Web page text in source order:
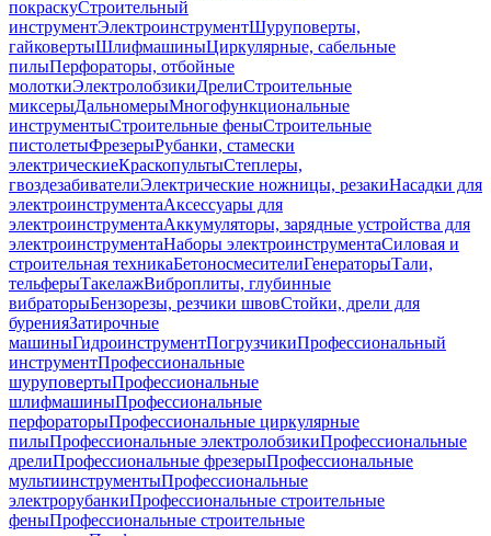
покраскуСтроительный
инструментЭлектроинструментШуруповерты,
гайковертыШлифмашиныЦиркулярные, сабельные
пилыПерфораторы, отбойные
молоткиЭлектролобзикиДрелиСтроительные
миксерыДальномерыМногофункциональные
инструментыСтроительные феныСтроительные
пистолетыФрезерыРубанки, стамески
электрическиеКраскопультыСтеплеры,
гвоздезабивателиЭлектрические ножницы, резакиНасадки для
электроинструментаАксессуары для
электроинструментаАккумуляторы, зарядные устройства для
электроинструментаНаборы электроинструментаСиловая и
строительная техникаБетоносмесителиГенераторыТали,
тельферыТакелажВиброплиты, глубинные
вибраторыБензорезы, резчики швовСтойки, дрели для
буренияЗатирочные
машиныГидроинструментПогрузчикиПрофессиональный
инструментПрофессиональные
шуруповертыПрофессиональные
шлифмашиныПрофессиональные
перфораторыПрофессиональные циркулярные
пилыПрофессиональные электролобзикиПрофессиональные
дрелиПрофессиональные фрезерыПрофессиональные
мультиинструментыПрофессиональные
электрорубанкиПрофессиональные строительные
феныПрофессиональные строительные